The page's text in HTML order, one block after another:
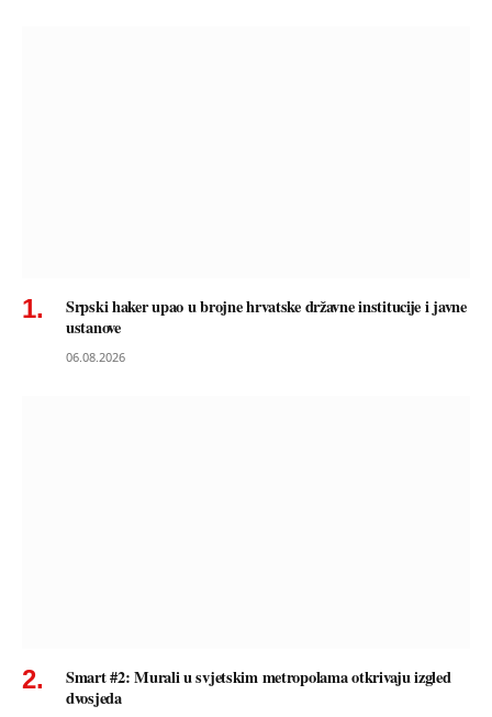
Srpski haker upao u brojne hrvatske državne institucije i javne
ustanove
06.08.2026
Smart #2: Murali u svjetskim metropolama otkrivaju izgled
dvosjeda